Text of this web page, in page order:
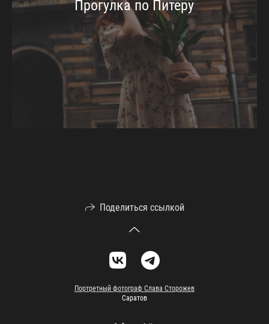
Прогулка по Питеру
Поделиться ссылкой
Портретный фотограф Слава Сторожев
Саратов